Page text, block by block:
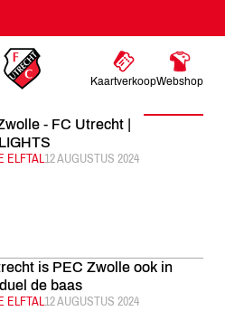
KaartverkoopWebshop
- FC Utrecht |
ELFTALGEPUBLICEERD:
12 AUGUSTUS 2024
is PEC Zwolle ook in
de baas
ELFTALGEPUBLICEERD:
12 AUGUSTUS 2024